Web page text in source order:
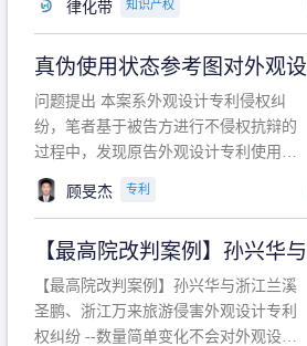
利角度因素：被诉侵权游戏销售数量、
人数、活跃人数、市场占用率；（3）被
告主观因素：被告的主观恶意、是否明
知或应知、是否有
律化带 知识产权
真伪使用状态参考图对外观
的影响
问题提出 本案系外观设计专利侵权纠
纷，笔者基于被告方进行不侵权抗辩的
过程中，发现原告外观设计专利使用状
态参考图中的外观设计与被告涉案商品
的视觉效果存在显著区别。故就使用状
保护范围确定进行了研究，将办案体会
与研究过程记录如下： 简要结论： 笔者
提出使用状态参考图应以
顾旻杰 专利
【最高院改判案例】孙兴华
浙江万来旅游侵害外观设计专
【最高院改判案例】孙兴华与浙江兰溪
圣鹏、浙江万来旅游侵害外观设计专利
权纠纷 --数量简单变化不会对外观设计